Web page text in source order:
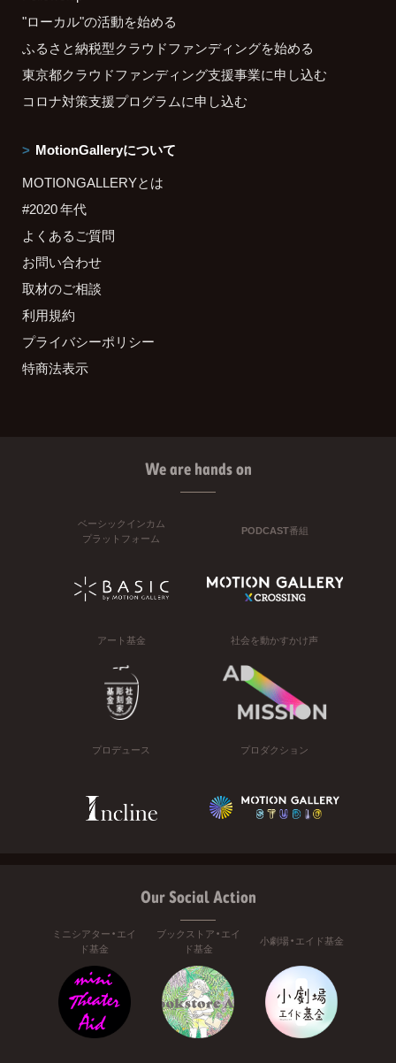
"ローカル"の活動を始める
ふるさと納税型クラウドファンディングを始める
東京都クラウドファンディング支援事業に申し込む
コロナ対策支援プログラムに申し込む
MotionGalleryについて
MOTIONGALLERYとは
#2020 年代
よくあるご質問
お問い合わせ
取材のご相談
利用規約
プライバシーポリシー
特商法表示
We are hands on
ベーシックインカム
プラットフォーム
PODCAST番組
アート基金 社会を動かすかけ声
プロデュース プロダクション
Our Social Action
ミニシアター・エイ
ド基金
ブックストア・エイ
ド基金
小劇場・エイド基金